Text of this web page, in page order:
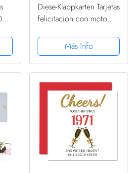
Diese-Klappkarten Tarjetas
felicitacion con moto
las ocasiones. Tarjeta
cumpleaños 3d, cheque
regalo para clases de
Más Info